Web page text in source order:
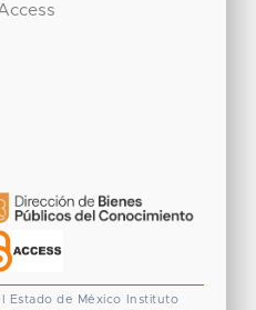
Estado de México
Instituto